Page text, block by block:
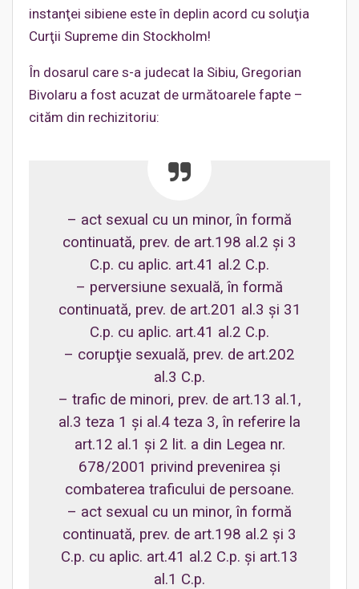
instanţei sibiene este în deplin acord cu soluţia
Curţii Supreme din Stockholm!
În dosarul care s-a judecat la Sibiu, Gregorian
Bivolaru a fost acuzat de următoarele fapte –
cităm din rechizitoriu:
– act sexual cu un minor, în formă
continuată, prev. de art.198 al.2 şi 3
C.p. cu aplic. art.41 al.2 C.p.
– perversiune sexuală, în formă
continuată, prev. de art.201 al.3 şi 31
C.p. cu aplic. art.41 al.2 C.p.
– corupţie sexuală, prev. de art.202
al.3 C.p.
– trafic de minori, prev. de art.13 al.1,
al.3 teza 1 şi al.4 teza 3, în referire la
art.12 al.1 şi 2 lit. a din Legea nr.
678/2001 privind prevenirea şi
combaterea traficului de persoane.
– act sexual cu un minor, în formă
continuată, prev. de art.198 al.2 şi 3
C.p. cu aplic. art.41 al.2 C.p. şi art.13
al.1 C.p.